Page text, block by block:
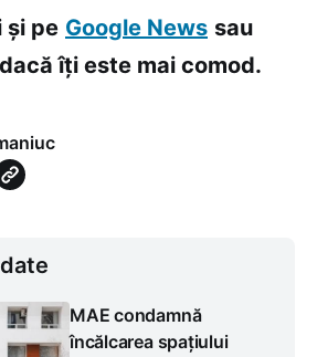
și pe Google News sau
dacă îți este mai comod.
MAE condamnă
încălcarea spațiului